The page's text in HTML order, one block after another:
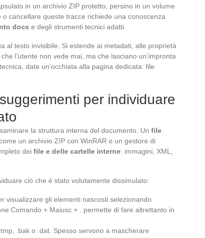
in un archivio ZIP protetto, persino in un volume
cancellare queste tracce richiede una conoscenza
docx e degli strumenti tecnici adatti.
al testo invisibile. Si estende ai metadati, alle proprietà
l’utente non vede mai, ma che lasciano un’impronta
date un’occhiata alla pagina dedicata: file
per individuare
la struttura interna del documento. Un file
un archivio ZIP con WinRAR o un gestore di
dei file e delle cartelle interne: immagini, XML,
ciò che è stato volutamente dissimulato:
visualizzare gli elementi nascosti selezionando
Comando + Maiusc + . permette di fare altrettanto in
.bak o .dat. Spesso servono a mascherare